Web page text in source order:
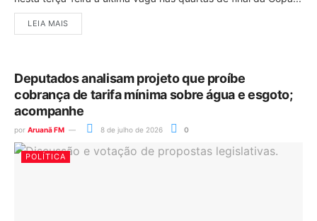
LEIA MAIS
Deputados analisam projeto que proíbe
cobrança de tarifa mínima sobre água e esgoto;
acompanhe
por Aruanã FM 8 de julho de 2026 0
POLÍTICA